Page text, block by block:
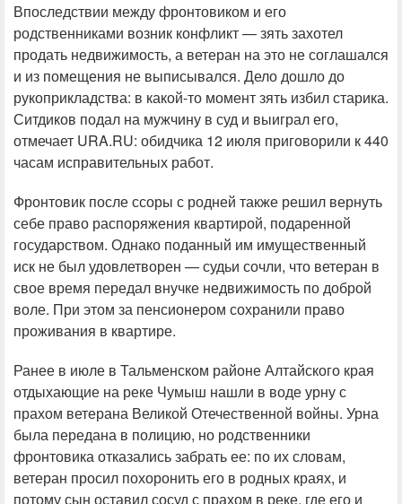
Впоследствии между фронтовиком и его
родственниками возник конфликт — зять захотел
продать недвижимость, а ветеран на это не соглашался
и из помещения не выписывался. Дело дошло до
рукоприкладства: в какой-то момент зять избил старика.
Ситдиков подал на мужчину в суд и выиграл его,
отмечает URA.RU: обидчика 12 июля приговорили к 440
часам исправительных работ.
Фронтовик после ссоры с родней также решил вернуть
себе право распоряжения квартирой, подаренной
государством. Однако поданный им имущественный
иск не был удовлетворен — судьи сочли, что ветеран в
свое время передал внучке недвижимость по доброй
воле. При этом за пенсионером сохранили право
проживания в квартире.
Ранее в июле в Тальменском районе Алтайского края
отдыхающие на реке Чумыш нашли в воде урну с
прахом ветерана Великой Отечественной войны. Урна
была передана в полицию, но родственники
фронтовика отказались забрать ее: по их словам,
ветеран просил похоронить его в родных краях, и
потому сын оставил сосуд с прахом в реке, где его и